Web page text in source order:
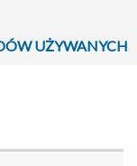
UŻYWANYCH